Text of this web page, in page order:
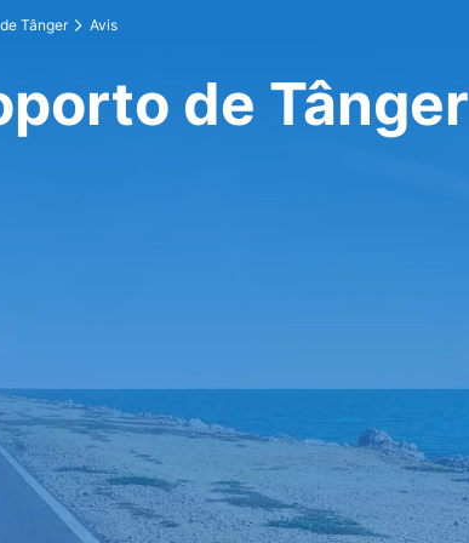
Tânger Avis
de Tânger